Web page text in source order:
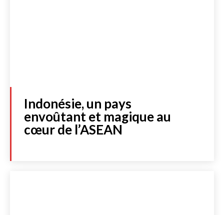
Indonésie, un pays
envoûtant et magique au
cœur de l’ASEAN